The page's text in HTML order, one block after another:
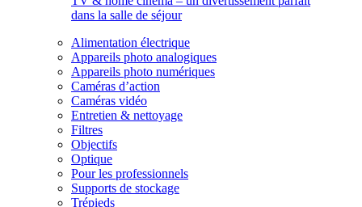
dans la salle de séjour
Alimentation électrique
Appareils photo analogiques
Appareils photo numériques
Caméras d’action
Caméras vidéo
Entretien & nettoyage
Filtres
Objectifs
Optique
Pour les professionnels
Supports de stockage
Trépieds